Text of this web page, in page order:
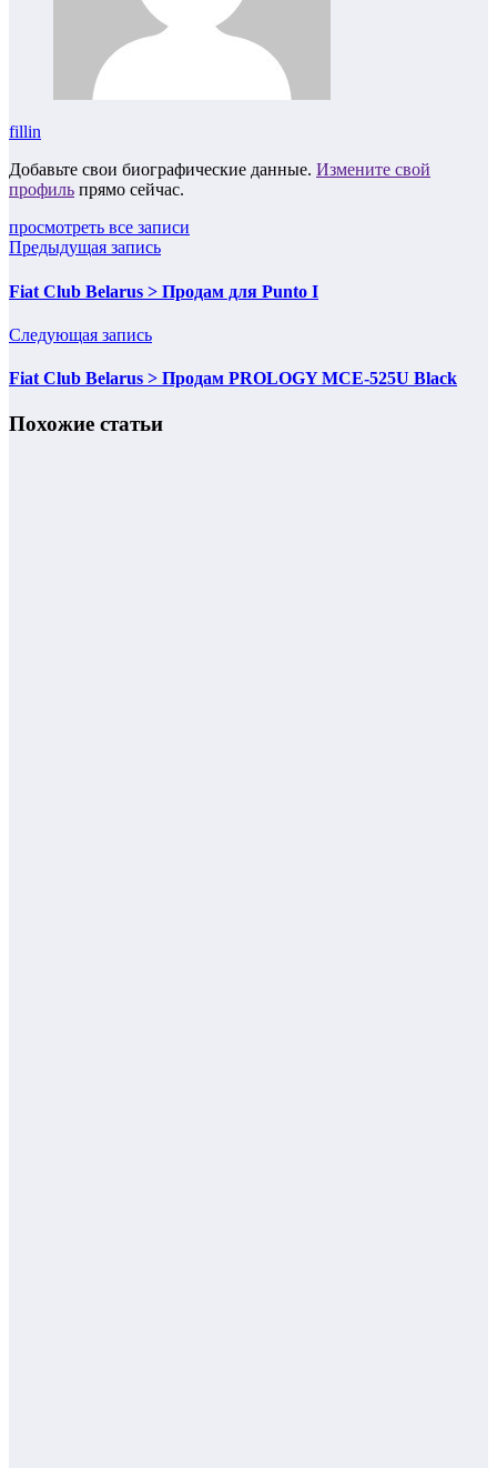
fillin
Добавьте свои биографические данные. Измените свой
профиль прямо сейчас.
просмотреть все записи
Предыдущая запись
Fiat Club Belarus > Продам для Punto I
Следующая запись
Fiat Club Belarus > Продам PROLOGY MCE-525U Black
Похожие статьи